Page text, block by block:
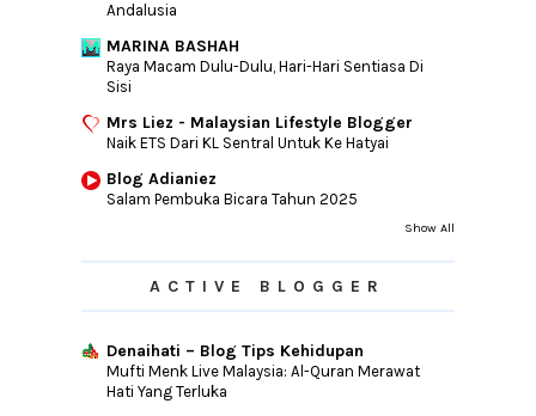
Andalusia
MARINA BASHAH
Raya Macam Dulu-Dulu, Hari-Hari Sentiasa Di
Sisi
Mrs Liez - Malaysian Lifestyle Blogger
Naik ETS Dari KL Sentral Untuk Ke Hatyai
Blog Adianiez
Salam Pembuka Bicara Tahun 2025
Show All
ACTIVE BLOGGER
Denaihati – Blog Tips Kehidupan
Mufti Menk Live Malaysia: Al-Quran Merawat
Hati Yang Terluka